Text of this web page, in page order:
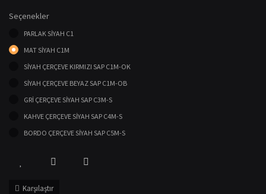
Seçenekler
PARLAK SİYAH C1
MAT SİYAH C1M
SİYAH ÇERÇEVE KIRMIZI SAP C1M-OK
SİYAH ÇERÇEVE BEYAZ SAP C1M-OB
GRİ ÇERÇEVE SİYAH SAP C3M-S
KAHVE ÇERÇEVE SİYAH SAP C4M-S
BORDO ÇERÇEVE SİYAH SAP C5M-S
Karşılaştır